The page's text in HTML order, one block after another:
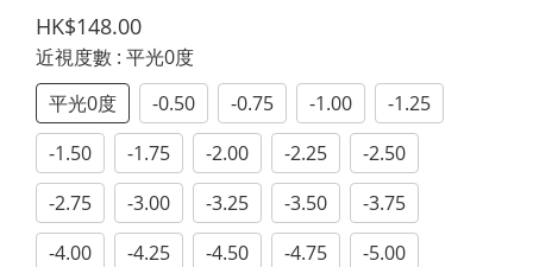
HK$148.00
近視度數 : 平光0度
平光0度
-0.50 -0.75 -1.00
-1.25
-1.50
-1.75 -2.00 -2.25
-2.50
-2.75
-3.00 -3.25 -3.50
-3.75
-4.00
-4.25 -4.50 -4.75
-5.00